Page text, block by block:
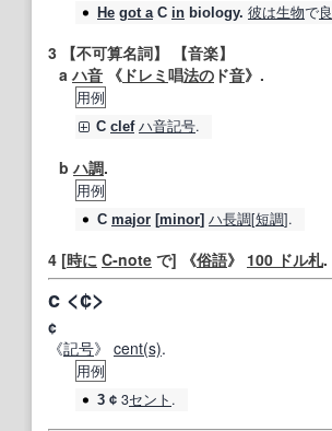
He got a C in biology. 彼は生物で良
3 【不可算名詞】 【音楽】
a ハ音 《 ドレミ 唱法の ド音》.
用例
C clef ハ音記号.
b ハ調.
用例
C major [minor] ハ長調[短調].
4 [時に C‐note で] 《俗語》 100 ドル札.
c <¢>
¢
《記号》 cent(s).
用例
3 ¢ 3セント .